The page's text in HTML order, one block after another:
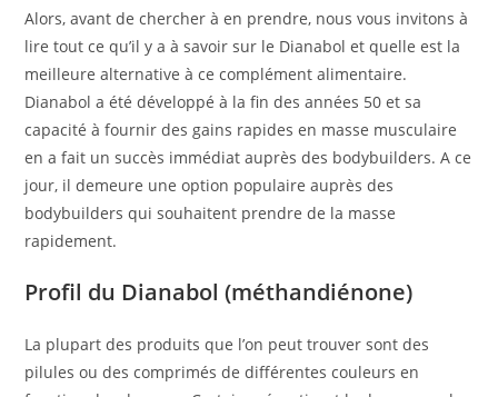
Alors, avant de chercher à en prendre, nous vous invitons à
lire tout ce qu’il y a à savoir sur le Dianabol et quelle est la
meilleure alternative à ce complément alimentaire.
Dianabol a été développé à la fin des années 50 et sa
capacité à fournir des gains rapides en masse musculaire
en a fait un succès immédiat auprès des bodybuilders. A ce
jour, il demeure une option populaire auprès des
bodybuilders qui souhaitent prendre de la masse
rapidement.
Profil du Dianabol (méthandiénone)
La plupart des produits que l’on peut trouver sont des
pilules ou des comprimés de différentes couleurs en